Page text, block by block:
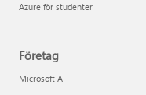
Azure för studenter
Företag
Microsoft AI